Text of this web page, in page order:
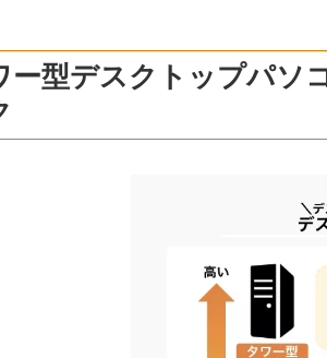
ー型デスクトップパソ